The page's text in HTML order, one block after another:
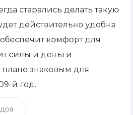
старались делать такую
действительно удобна
комфорт для
силы и деньги
плане знаковым для
й год.